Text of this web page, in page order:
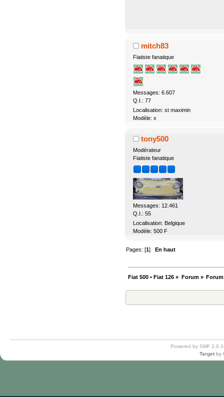
mitch83
Fiatiste fanatique
Messages: 6.607
Q.I.: 77
Localisation: st maximin
Modèle: x
tony500
Modérateur
Fiatiste fanatique
Messages: 12.461
Q.I.: 55
Localisation: Belgique
Modèle: 500 F
Pages: [1]En haut
Fiat 500 • Fiat 126 » Forum»
Powered by SMF
Target by